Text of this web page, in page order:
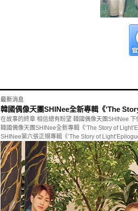
最新消息
韓國偶像天團SHINee全新專輯《‘The
在故事的終章 相信總有盼望 韓國偶像天團SHINee
韓國偶像天團SHINee全新專輯《‘The Story of
SHINee第六張正規專輯《‘The Story of